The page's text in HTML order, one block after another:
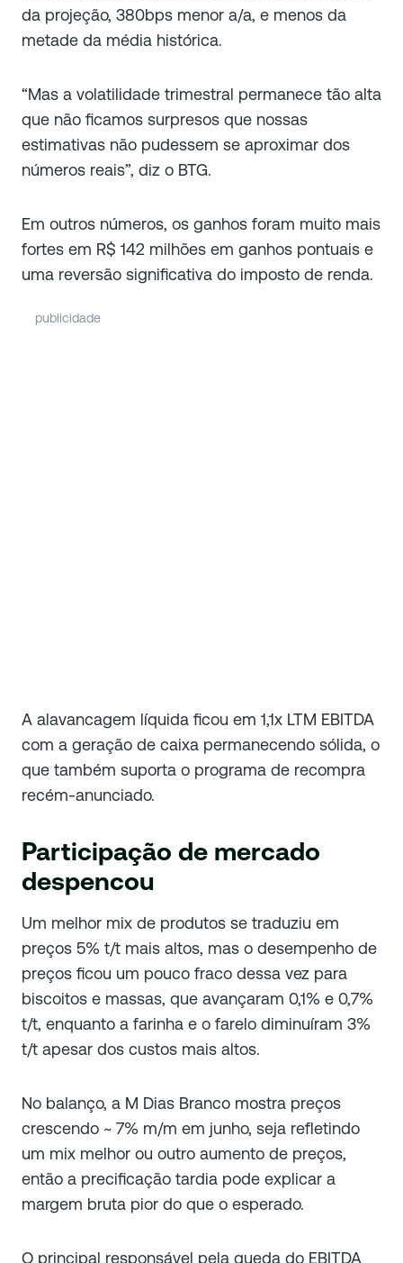
da projeção, 380bps menor a/a, e menos da
metade da média histórica.
“Mas a volatilidade trimestral permanece tão alta
que não ficamos surpresos que nossas
estimativas não pudessem se aproximar dos
números reais”, diz o BTG.
Em outros números, os ganhos foram muito mais
fortes em R$ 142 milhões em ganhos pontuais e
uma reversão significativa do imposto de renda.
publicidade
A alavancagem líquida ficou em 1,1x LTM EBITDA
com a geração de caixa permanecendo sólida, o
que também suporta o programa de recompra
recém-anunciado.
Participação de mercado
despencou
Um melhor mix de produtos se traduziu em
preços 5% t/t mais altos, mas o desempenho de
preços ficou um pouco fraco dessa vez para
biscoitos e massas, que avançaram 0,1% e 0,7%
t/t, enquanto a farinha e o farelo diminuíram 3%
t/t apesar dos custos mais altos.
No balanço, a M Dias Branco mostra preços
crescendo ~ 7% m/m em junho, seja refletindo
um mix melhor ou outro aumento de preços,
então a precificação tardia pode explicar a
margem bruta pior do que o esperado.
O principal responsável pela queda do EBITDA